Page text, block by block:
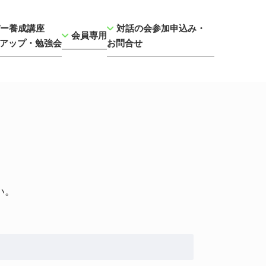
養成講座
ップ・勉強会
会員専用
対話の会参加申込み・
お問合せ